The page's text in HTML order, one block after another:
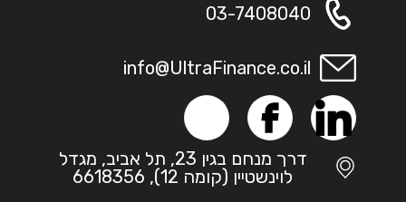
03-7408040
info@UltraFinance.co.il
דרך מנחם בגין 23, תל אביב, מגדל
לוינשטיין (קומה 12), 6618356